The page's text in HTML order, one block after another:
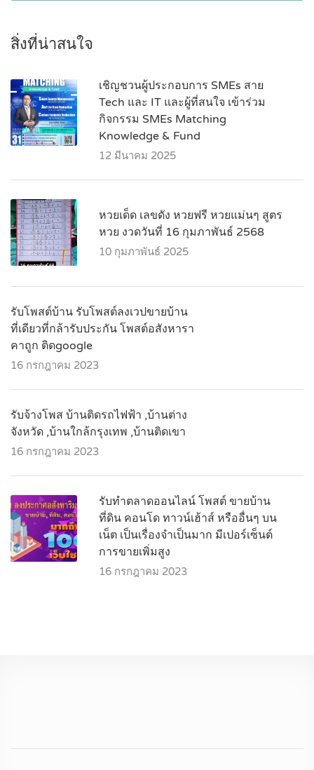
สิ่งที่น่าสนใจ
เชิญชวนผู้ประกอบการ SMEs สาย
Tech และ IT และผู้ที่สนใจ เข้าร่วม
กิจกรรม SMEs Matching
Knowledge & Fund
12 มีนาคม 2025
หวยเด็ด เลขดัง หวยฟรี หวยแม่นๆ สูตร
หวย งวดวันที่ 16 กุมภาพันธ์ 2568
10 กุมภาพันธ์ 2025
รับโพสต์บ้าน รับโพสต์ลงเวปขายบ้าน
ที่เดียวที่กล้ารับประกัน โพสต์อสังหารา
คาถูก ติดgoogle
16 กรกฎาคม 2023
รับจ้างโพส บ้านติดรถไฟฟ้า ,บ้านต่าง
จังหวัด ,บ้านใกล้กรุงเทพ ,บ้านติดเขา
16 กรกฎาคม 2023
รับทำตลาดออนไลน์ โพสต์ ขายบ้าน
ที่ดิน คอนโด ทาวน์เฮ้าส์ หรืออื่นๆ บน
เน็ต เป็นเรื่องจำเป็นมาก มีเปอร์เซ็นต์
การขายเพิ่มสูง
16 กรกฎาคม 2023